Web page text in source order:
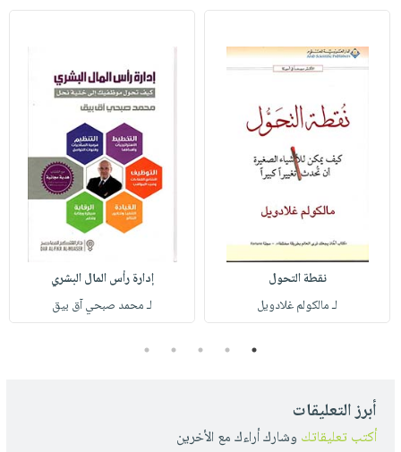
نقطة التحول
لـ مالكولم غلادويل
إدارة رأس المال البشري
لـ محمد صبحي آق بيق
1
2
3
4
5
أبرز التعليقات
أكتب تعليقاتك وشارك أراءك مع الأخرين